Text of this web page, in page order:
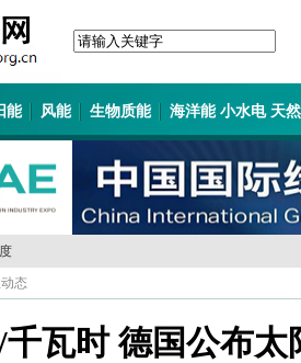
能 风能 生物质能 海洋能 小水电 天
态
千瓦时 德国公布